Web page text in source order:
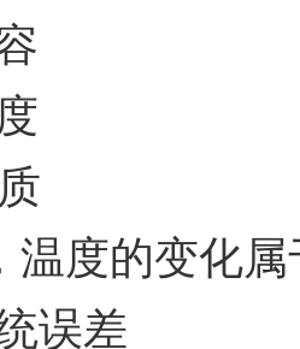
温度的变化
误差